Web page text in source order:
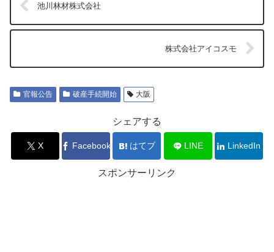
池川林材株式会社
株式会社アイコスモ
官報公告 破産手続開始 大阪
シェアする
X Facebook はてブ LINE LinkedIn
スポンサーリンク